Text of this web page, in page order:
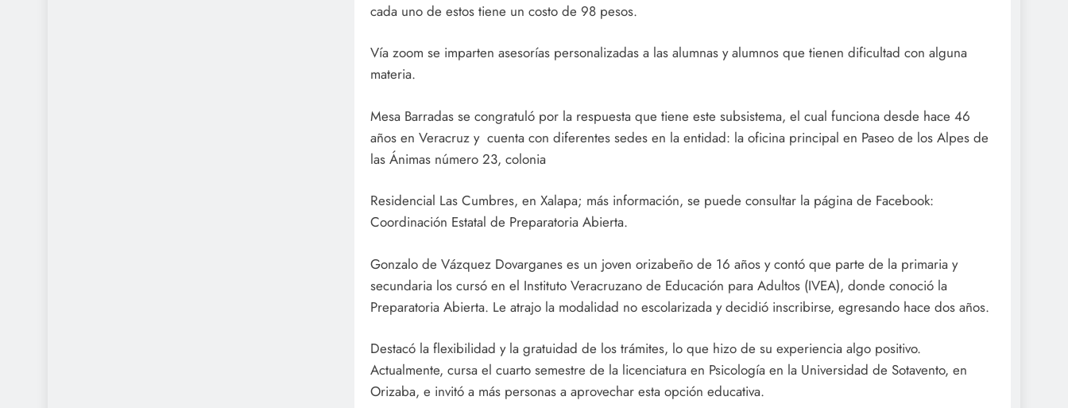
cada uno de estos tiene un costo de 98 pesos.
Vía zoom se imparten asesorías personalizadas a las alumnas y alumnos que tienen dificultad con alguna
materia.
Mesa Barradas se congratuló por la respuesta que tiene este subsistema, el cual funciona desde hace 46
años en Veracruz y cuenta con diferentes sedes en la entidad: la oficina principal en Paseo de los Alpes de
las Ánimas número 23, colonia
Residencial Las Cumbres, en Xalapa; más información, se puede consultar la página de Facebook:
Coordinación Estatal de Preparatoria Abierta.
Gonzalo de Vázquez Dovarganes es un joven orizabeño de 16 años y contó que parte de la primaria y
secundaria los cursó en el Instituto Veracruzano de Educación para Adultos (IVEA), donde conoció la
Preparatoria Abierta. Le atrajo la modalidad no escolarizada y decidió inscribirse, egresando hace dos años.
Destacó la flexibilidad y la gratuidad de los trámites, lo que hizo de su experiencia algo positivo.
Actualmente, cursa el cuarto semestre de la licenciatura en Psicología en la Universidad de Sotavento, en
Orizaba, e invitó a más personas a aprovechar esta opción educativa.